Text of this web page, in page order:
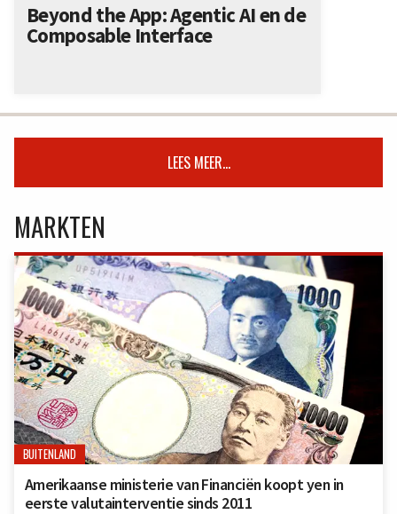
Beyond the App: Agentic AI en de
Composable Interface
LEES MEER...
MARKTEN
BUITENLAND
Amerikaanse ministerie van Financiën koopt yen in
eerste valutainterventie sinds 2011